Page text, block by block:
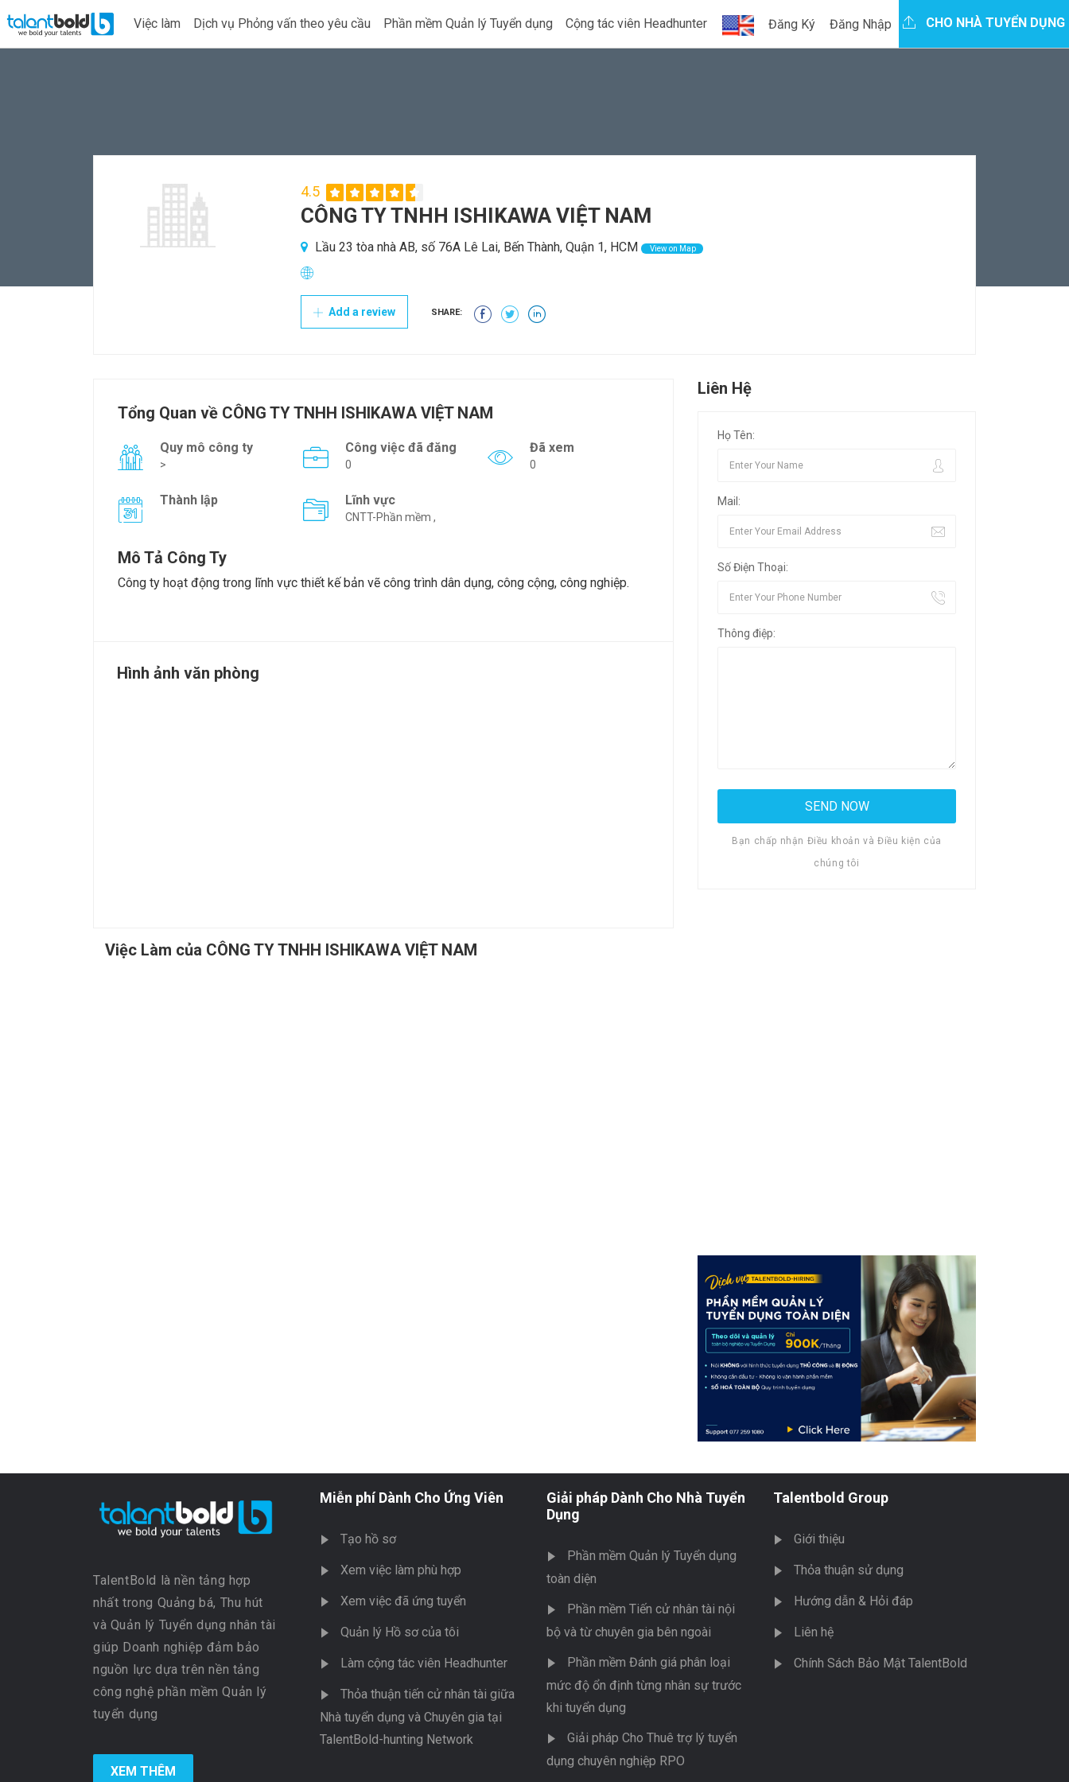
Việc làm Dịch vụ Phỏng vấn theo yêu cầu Phần mềm Quản lý Tuyển dụng Cộng tác viên Headhunter Đăng Ký Đăng Nhập CHO NHÀ TUYỂN DỤNG
4.5
CÔNG TY TNHH ISHIKAWA VIỆT NAM
Lầu 23 tòa nhà AB, số 76A Lê Lai, Bến Thành, Quận 1, HCM View on Map
Add a review SHARE:
Tổng Quan về CÔNG TY TNHH ISHIKAWA VIỆT NAM
Quy mô công ty
>
Công việc đã đăng
0
Đã xem
0
Thành lập Lĩnh vực
CNTT-Phần mềm ,
Mô Tả Công Ty
Công ty hoạt động trong lĩnh vực thiết kế bản vẽ công trình dân dụng, công cộng, công nghiệp.
Hình ảnh văn phòng
Việc Làm của CÔNG TY TNHH ISHIKAWA VIỆT NAM
Liên Hệ
Họ Tên:
Mail:
Số Điện Thoại:
Thông điệp:
Bạn chấp nhận Điều khoản và Điều kiện của
chúng tôi
TalentBold là nền tảng hợp
nhất trong Quảng bá, Thu hút
và Quản lý Tuyển dụng nhân tài
giúp Doanh nghiệp đảm bảo
nguồn lực dựa trên nền tảng
công nghệ phần mềm Quản lý
tuyển dụng
XEM THÊM
Miễn phí Dành Cho Ứng Viên
Tạo hồ sơ
Xem việc làm phù hợp
Xem việc đã ứng tuyển
Quản lý Hồ sơ của tôi
Làm cộng tác viên Headhunter
Thỏa thuận tiến cử nhân tài giữa
Nhà tuyển dụng và Chuyên gia tại
TalentBold-hunting Network
Giải pháp Dành Cho Nhà Tuyển
Dụng
Phần mềm Quản lý Tuyển dụng
toàn diện
Phần mềm Tiến cử nhân tài nội
bộ và từ chuyên gia bên ngoài
Phần mềm Đánh giá phân loại
mức độ ổn định từng nhân sự trước
khi tuyển dụng
Giải pháp Cho Thuê trợ lý tuyển
dụng chuyên nghiệp RPO
Talentbold Group
Giới thiệu
Thỏa thuận sử dụng
Hướng dẫn & Hỏi đáp
Liên hệ
Chính Sách Bảo Mật TalentBold